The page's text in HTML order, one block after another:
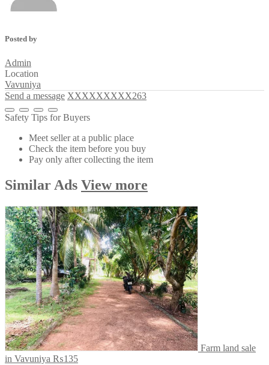
Posted by
Admin
Location
Vavuniya
Send a message XXXXXXXXX263
Safety Tips for Buyers
Meet seller at a public place
Check the item before you buy
Pay only after collecting the item
Similar Ads View more
Farm land sale
in Vavuniya ₨135